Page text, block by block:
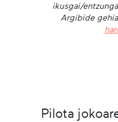
ikusgai/
Argibide
Pilota